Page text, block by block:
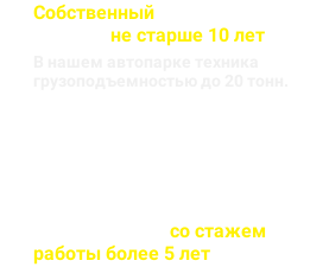
Собственный
не старше 10 лет
со стажем
работы более 5 лет